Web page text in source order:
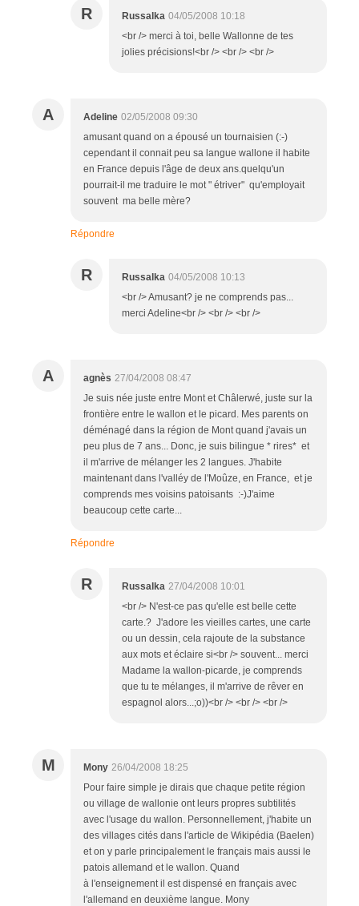
R Russalka 04/05/2008 10:18
<br /> merci à toi, belle Wallonne de tes
jolies précisions!<br /> <br /> <br />
A Adeline 02/05/2008 09:30
amusant quand on a épousé un tournaisien (:-)
cependant il connait peu sa langue wallone il habite
en France depuis l'âge de deux ans.quelqu'un
pourrait-il me traduire le mot " étriver" qu'employait
souvent ma belle mère?
Répondre
R Russalka 04/05/2008 10:13
<br /> Amusant? je ne comprends pas...
merci Adeline<br /> <br /> <br />
A agnès 27/04/2008 08:47
Je suis née juste entre Mont et Châlerwé, juste sur la
frontière entre le wallon et le picard. Mes parents on
déménagé dans la région de Mont quand j'avais un
peu plus de 7 ans... Donc, je suis bilingue * rires* et
il m'arrive de mélanger les 2 langues. J'habite
maintenant dans l'valléy de l'Moûze, en France, et je
comprends mes voisins patoisants :-)J'aime
beaucoup cette carte...
Répondre
R Russalka 27/04/2008 10:01
<br /> N'est-ce pas qu'elle est belle cette
carte.? J'adore les vieilles cartes, une carte
ou un dessin, cela rajoute de la substance
aux mots et éclaire si<br /> souvent... merci
Madame la wallon-picarde, je comprends
que tu te mélanges, il m'arrive de rêver en
espagnol alors...;o))<br /> <br /> <br />
M Mony 26/04/2008 18:25
Pour faire simple je dirais que chaque petite région
ou village de wallonie ont leurs propres subtilités
avec l'usage du wallon. Personnellement, j'habite un
des villages cités dans l'article de Wikipédia (Baelen)
et on y parle principalement le français mais aussi le
patois allemand et le wallon. Quand
à l'enseignement il est dispensé en français avec
l'allemand en deuxième langue. Mony